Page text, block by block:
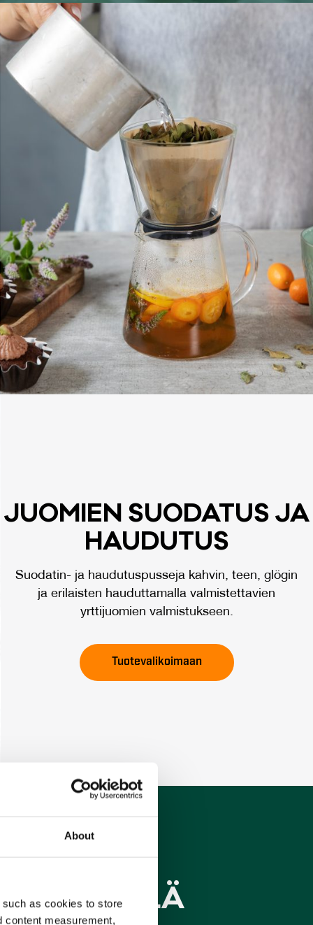
About
as cookies to store
content measurement,
JUO­MIEN SUO­DA­TUS JA
HAU­DU­TUS
Suodatin- ja haudutuspusseja kahvin, teen, glögin
ja erilaisten hauduttamalla valmistettavien
yrttijuomien valmistukseen.
Tuotevalikoimaan